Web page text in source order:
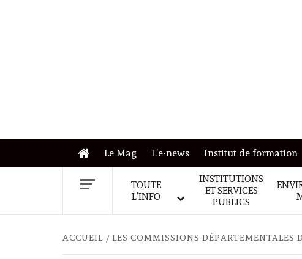
Le Mag L’e-news Institut de formation
TOUTE
L’INFO
INSTITUTIONS
ET SERVICES
PUBLICS
ACCUEIL LES COMMISSIONS DÉPARTEMENTALES